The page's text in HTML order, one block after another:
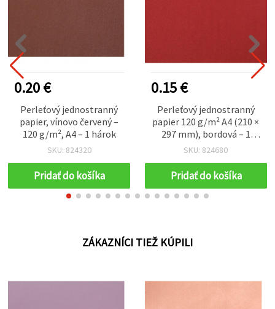
0.20 €
Perleťový jednostranný
papier, vínovo červený –
120 g/m², A4 – 1 hárok
SKU: 824320
Pridať do košíka
0.15 €
Perleťový jednostranný
papier 120 g/m² A4 (210 ×
297 mm), bordová – 1
hárok
SKU: 824680
Pridať do košíka
ZÁKAZNÍCI TIEŽ KÚPILI